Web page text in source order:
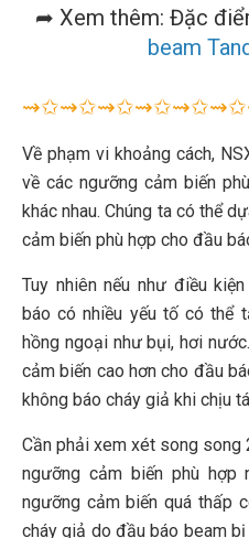
➦ Xem thêm: Đặc
beam
Về phạm vi khoảng cách,
về các ngưỡng cảm biến
khác nhau. Chúng ta có thể
cảm biến phù hợp cho đầu
Tuy nhiên nếu như điều
báo có nhiều yếu tố có thể
hồng ngoại như bụi, hơi
cảm biến cao hơn cho đầu
không báo cháy giả khi chịu
Cần phải xem xét song song
ngưỡng cảm biến phù hợp
ngưỡng cảm biến quá thấp
cháy giả do đầu báo beam